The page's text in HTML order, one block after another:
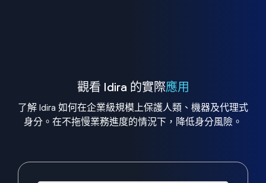
觀看 Idira 的實際應用
了解 Idira 如何在企業級規模上保護人類、機器及代理式
身分。在不拖慢業務進度的情況下，降低身分風險。